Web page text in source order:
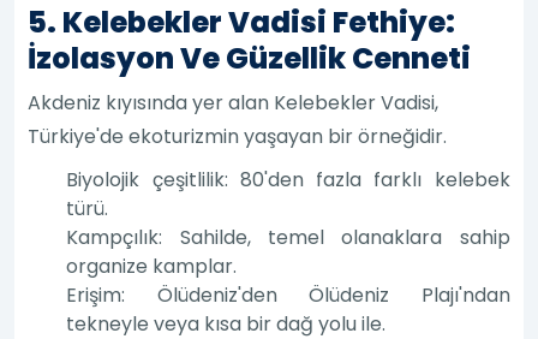
5. Kelebekler Vadisi Fethiye:
İzolasyon Ve Güzellik Cenneti
Akdeniz kıyısında yer alan Kelebekler Vadisi,
Türkiye'de ekoturizmin yaşayan bir örneğidir.
Biyolojik çeşitlilik: 80'den fazla farklı kelebek
türü.
Kampçılık: Sahilde, temel olanaklara sahip
organize kamplar.
Erişim: Ölüdeniz'den Ölüdeniz Plajı'ndan
tekneyle veya kısa bir dağ yolu ile.